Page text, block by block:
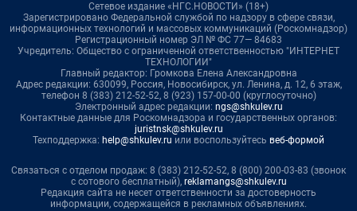
Сетевое издание «НГС.НОВОСТИ» (18+)
Зарегистрировано Федеральной службой по надзору в сфере связи,
информационных технологий и массовых коммуникаций (Роскомнадзор)
Регистрационный номер ЭЛ № ФС 77— 84683
Учредитель: Общество с ограниченной ответственностью "ИНТЕРНЕТ
ТЕХНОЛОГИИ"
Главный редактор: Громкова Елена Александровна
Адрес редакции: 630099, Россия, Новосибирск, ул. Ленина, д. 12, 6 этаж,
телефон 8 (383) 212-52-52, 8 (923) 157-00-00 (круглосуточно)
Электронный адрес редакции: ngs@shkulev.ru
Контактные данные для Роскомнадзора и государственных органов:
juristnsk@shkulev.ru
Техподдержка: help@shkulev.ru или воспользуйтесь веб-формой
Связаться с отделом продаж: 8 (383) 212-52-52, 8 (800) 200-03-83 (звонок
с сотового бесплатный), reklamangs@shkulev.ru
Редакция сайта не несет ответственности за достоверность
информации, содержащейся в рекламных объявлениях.